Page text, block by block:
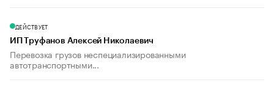
ДЕЙСТВУЕТ
ИП Труфанов Алексей Николаевич
Перевозка грузов неспециализированными
автотранспортными...